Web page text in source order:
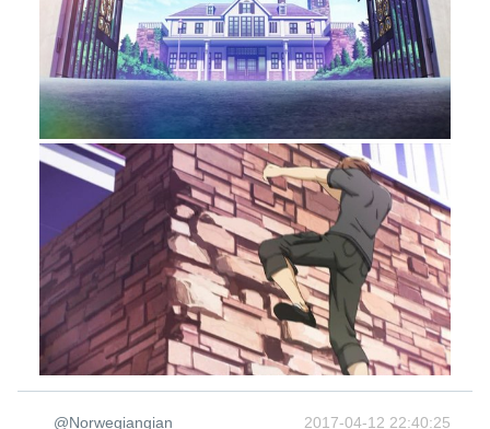
@Norwegiangian 2017-04-12 22:40:25